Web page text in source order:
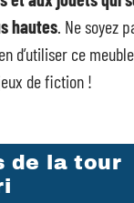
hautes . Ne soyez
d’utiliser ce
de fiction !
de la tour